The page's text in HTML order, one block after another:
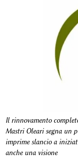
Il rinnovamento
Mastri Oleari segna un
imprime slancio a
anche una visione